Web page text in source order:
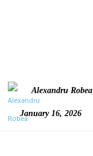
Alexandru Robea
January 16, 2026